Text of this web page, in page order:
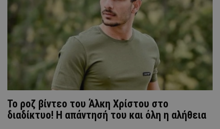
To ροζ βίντεο του Άλκη Χρίστου στο
διαδίκτυο! Η απάντησή του και όλη η αλήθεια